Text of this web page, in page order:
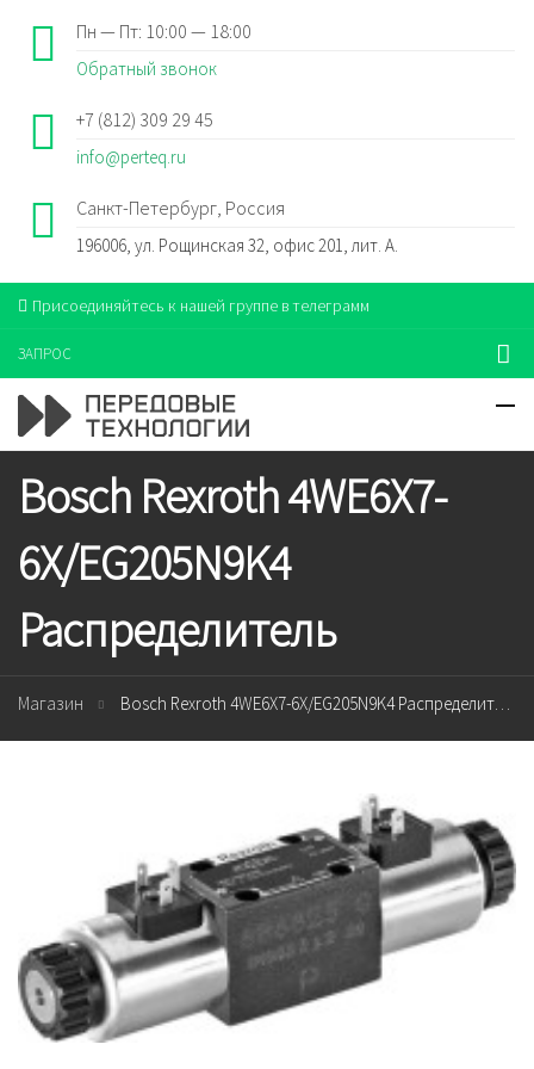
Пн — Пт: 10:00 — 18:00
Обратный звонок
+7 (812) 309 29 45
info@perteq.ru
Санкт-Петербург, Россия
196006, ул. Рощинская 32, офис 201, лит. А.
Присоединяйтесь к нашей группе в телеграмм
ЗАПРОС
Bosch Rexroth 4WE6X7-
6X/EG205N9K4
Распределитель
Магазин Bosch Rexroth 4WE6X7-6X/EG205N9K4 Распределитель